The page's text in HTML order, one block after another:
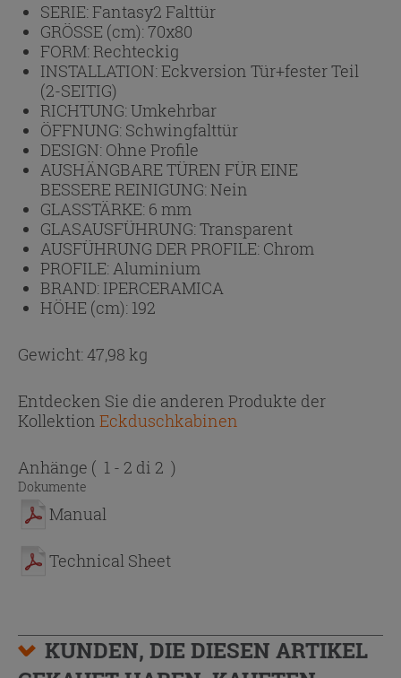
SERIE:Fantasy2 Falttür
GRÖSSE (cm):70x80
FORM:Rechteckig
INSTALLATION:Eckversion Tür+fester Teil
(2-SEITIG)
RICHTUNG:Umkehrbar
ÖFFNUNG: Schwingfalttür
DESIGN: Ohne Profile
AUSHÄNGBARE TÜREN FÜR EINE
BESSERE REINIGUNG:Nein
GLASSTÄRKE: 6 mm
GLASAUSFÜHRUNG:Transparent
AUSFÜHRUNG DER PROFILE: Chrom
PROFILE:Aluminium
BRAND: IPERCERAMICA
HÖHE (cm): 192
Gewicht: 47,98 kg
Entdecken Sie die anderen Produkte der
Kollektion Eckduschkabinen
Anhänge ( 1 - 2 di 2 )
Dokumente
Manual
Technical Sheet
KUNDEN, DIE DIESEN ARTIKEL